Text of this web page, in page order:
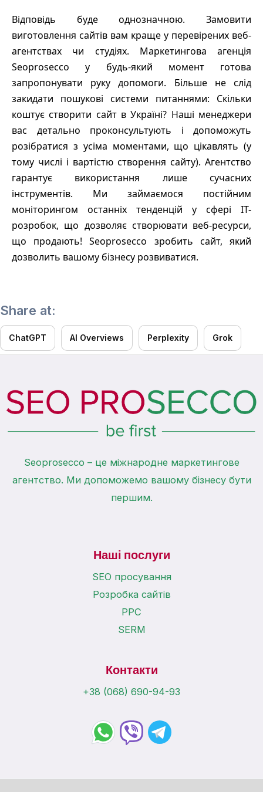
Відповідь буде однозначною. Замовити
виготовлення сайтів вам краще у перевірених веб-
агентствах чи студіях. Маркетингова агенція
Seoprosecco у будь-який момент готова
запропонувати руку допомоги. Більше не слід
закидати пошукові системи питаннями: Скільки
коштує створити сайт в Україні? Наші менеджери
вас детально проконсультують і допоможуть
розібратися з усіма моментами, що цікавлять (у
тому числі і вартістю створення сайту). Агентство
гарантує використання лише сучасних
інструментів. Ми займаємося постійним
моніторингом останніх тенденцій у сфері IT-
розробок, що дозволяє створювати веб-ресурси,
що продають! Seoprosecco зробить сайт, який
дозволить вашому бізнесу розвиватися.
Share at:
ChatGPT AI Overviews Perplexity Grok
Seoprosecco – це міжнародне маркетингове
агентство. Ми допоможемо вашому бізнесу бути
першим.
Наші послуги
SEO просування
Розробка сайтів
PPC
SERM
Контакти
+38 (068) 690-94-93